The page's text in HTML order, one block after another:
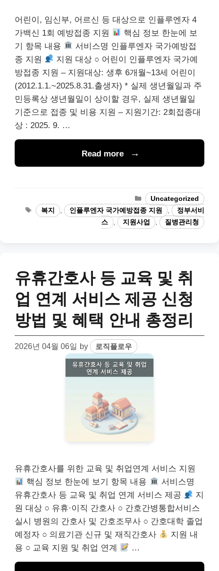
어린이, 임신부, 어르신 등 대상으로 인플루엔자 4
가백신 1회 예방접종 지원
핵심 정보 한눈에 보
기 항목 내용
서비스명 인플루엔자 국가예방접
종 지원
지원 대상 ○ 어린이 인플루엔자 국가예
방접종 지원 – 지원대상: 생후 6개월~13세 어린이
(2012.1.1.~2025.8.31.출생자) * 실제 생년월일과 주
민등록상 생년월일이 상이할 경우, 실제 생년월일
기준으로 접종 및 비용 지원 – 지원기간: 2회접종대
상 : 2025. 9. …
Read more
Categories
Uncategorized
Tags
복지 인플루엔자 국가예방접종 지원
정부서비
스
지원사업 질병관리청
유휴간호사 등 교육 및 취
업 연계 서비스 제공 신청
방법 및 혜택 안내 총정리
2026년 04월 06일 by 로직플로우
유휴간호사를 위한 교육 및 취업연계 서비스 지원
핵심 정보 한눈에 보기 항목 내용
서비스명
유휴간호사 등 교육 및 취업 연계 서비스 제공
지
원 대상 ○ 유휴·이직 간호사 ○ 간호간병통합서비스
실시 병원의 간호사 및 간호조무사 ○ 간호대학 졸업
예정자 ○ 의료기관 신규 및 재직간호사
지원 내
용 ○ 교육 지원 및 취업 연계
…